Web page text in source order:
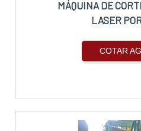
MÁQUINA DE
LASER
COTAR